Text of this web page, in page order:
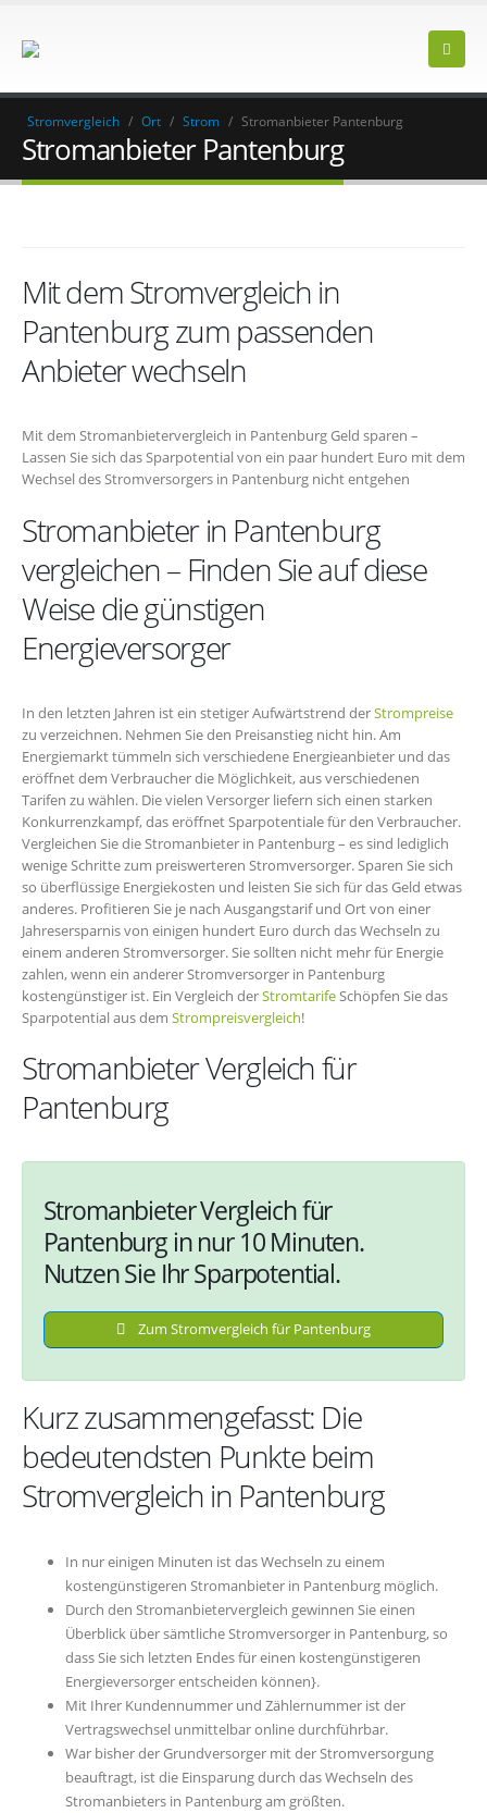
Stromvergleich / Ort / Strom / Stromanbieter Pantenburg
Stromanbieter Pantenburg
Mit dem Stromvergleich in
Pantenburg zum passenden
Anbieter wechseln
Mit dem Stromanbietervergleich in Pantenburg Geld sparen –
Lassen Sie sich das Sparpotential von ein paar hundert Euro mit dem
Wechsel des Stromversorgers in Pantenburg nicht entgehen
Stromanbieter in Pantenburg
vergleichen – Finden Sie auf diese
Weise die günstigen
Energieversorger
In den letzten Jahren ist ein stetiger Aufwärtstrend derStrompreise
zu verzeichnen. Nehmen Sie den Preisanstieg nicht hin. Am
Energiemarkt tümmeln sich verschiedene Energieanbieter und das
eröffnet dem Verbraucher die Möglichkeit, aus verschiedenen
Tarifen zu wählen. Die vielen Versorger liefern sich einen starken
Konkurrenzkampf, das eröffnet Sparpotentiale für den Verbraucher.
Vergleichen Sie die Stromanbieter in Pantenburg – es sind lediglich
wenige Schritte zum preiswerteren Stromversorger. Sparen Sie sich
so überflüssige Energiekosten und leisten Sie sich für das Geld etwas
anderes. Profitieren Sie je nach Ausgangstarif und Ort von einer
Jahresersparnis von einigen hundert Euro durch das Wechseln zu
einem anderen Stromversorger. Sie sollten nicht mehr für Energie
zahlen, wenn ein anderer Stromversorger in Pantenburg
kostengünstiger ist. Ein Vergleich derStromtarife Schöpfen Sie das
Sparpotential aus dem Strompreisvergleich!
Stromanbieter Vergleich für
Pantenburg
Stromanbieter Vergleich für
Pantenburg in nur 10 Minuten.
Nutzen Sie Ihr Sparpotential.
Zum Stromvergleich für Pantenburg
Kurz zusammengefasst: Die
bedeutendsten Punkte beim
Stromvergleich in Pantenburg
In nur einigen Minuten ist das Wechseln zu einem
kostengünstigeren Stromanbieter in Pantenburg möglich.
Durch den Stromanbietervergleich gewinnen Sie einen
Überblick über sämtliche Stromversorger in Pantenburg, so
dass Sie sich letzten Endes für einen kostengünstigeren
Energieversorger entscheiden können}.
Mit Ihrer Kundennummer und Zählernummer ist der
Vertragswechsel unmittelbar online durchführbar.
War bisher der Grundversorger mit der Stromversorgung
beauftragt, ist die Einsparung durch das Wechseln des
Stromanbieters in Pantenburg am größten.